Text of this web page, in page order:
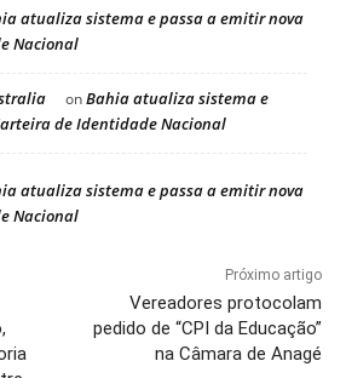
atualiza sistema e passa a emitir nova
Nacional
onBahia atualiza sistema e
de Identidade Nacional
atualiza sistema e passa a emitir nova
Nacional
Próximo artigo
Vereadores protocolam
pedido de “CPI da Educação”
na Câmara de Anagé